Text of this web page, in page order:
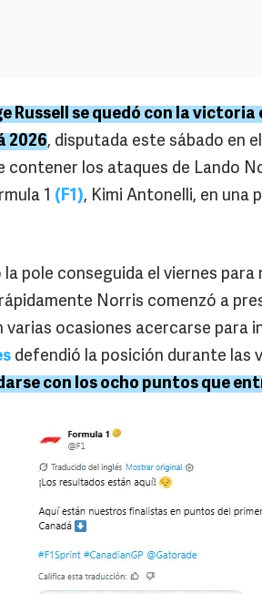
Russell se quedó con la
2026, disputada este sábado en
contener los ataques de Lando
1 (F1), Kimi Antonelli, en una
la pole conseguida el viernes
Norris comenzó a
varias ocasiones acercarse para
defendió la posición durante las
con los ocho puntos que